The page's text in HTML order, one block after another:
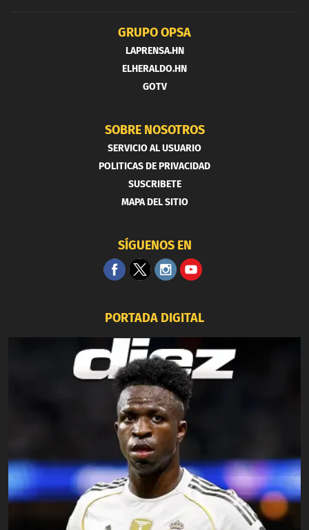
GRUPO OPSA
LAPRENSA.HN
ELHERALDO.HN
GOTV
SOBRE NOSOTROS
SERVICIO AL USUARIO
POLITICAS DE PRIVACIDAD
SUSCRIBETE
MAPA DEL SITIO
SÍGUENOS EN
PORTADA DIGITAL